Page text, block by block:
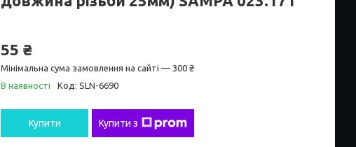
55 ₴
Мінімальна сума замовлення на сайті — 300 ₴
В наявності
Код: SLN-6690
Купити Купити з